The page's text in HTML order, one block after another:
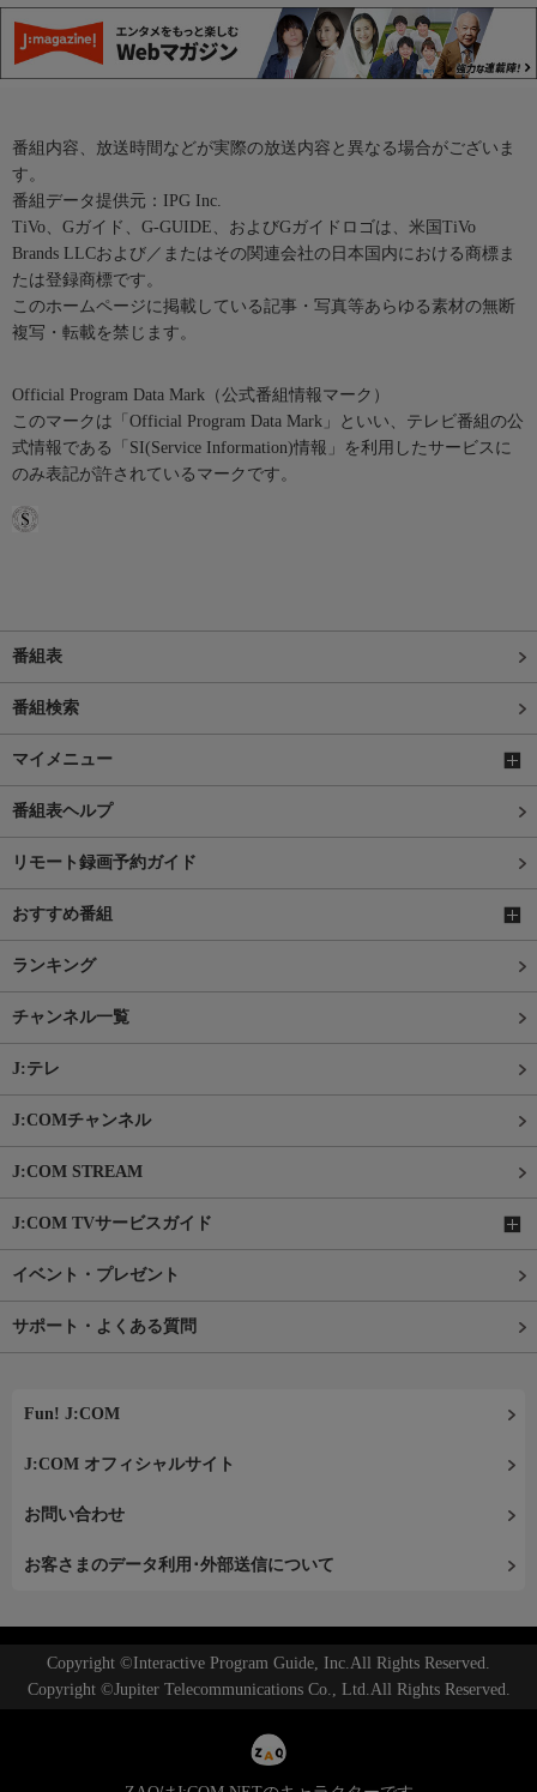
番組内容、放送時間などが実際の放送内容と異なる場合がございま
す。
番組データ提供元：IPG Inc.
TiVo、Gガイド、G-GUIDE、およびGガイドロゴは、米国TiVo
Brands LLCおよび／またはその関連会社の日本国内における商標ま
たは登録商標です。
このホームページに掲載している記事・写真等あらゆる素材の無断
複写・転載を禁じます。
Official Program Data Mark（公式番組情報マーク）
このマークは「Official Program Data Mark」といい、テレビ番組の公
式情報である「SI(Service Information)情報」を利用したサービスに
のみ表記が許されているマークです。
番組表
番組検索
マイメニュー
番組表ヘルプ
リモート録画予約ガイド
おすすめ番組
ランキング
チャンネル一覧
J:テレ
J:COMチャンネル
J:COM STREAM
J:COM TVサービスガイド
イベント・プレゼント
サポート・よくある質問
Fun! J:COM
J:COM オフィシャルサイト
お問い合わせ
お客さまのデータ利用･外部送信について
Copyright ©Interactive Program Guide, Inc.All Rights Reserved.
Copyright ©Jupiter Telecommunications Co., Ltd.All Rights Reserved.